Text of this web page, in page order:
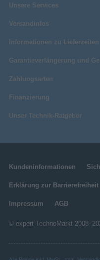
Unsere Services
Versandinfos
Informationen zu Lieferzeiten
Garantieverlängerung und
Zahlungsarten
Finanzierung
Unser Technik-Ratgeber
Kundeninformationen
Erklärung zur Barrierefreiheit
Impressum AGB
© expert TechnoMarkt